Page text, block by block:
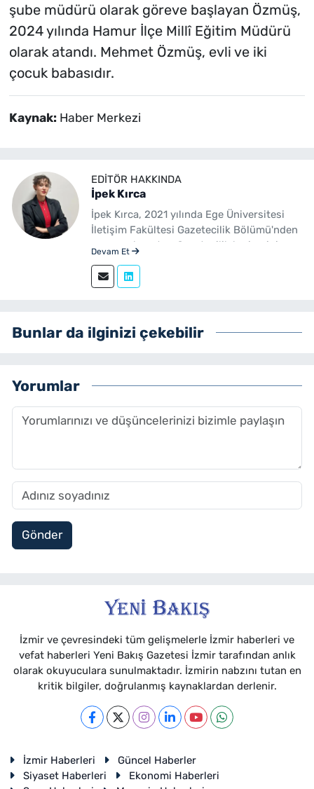
şube müdürü olarak göreve başlayan Özmüş,
2024 yılında Hamur İlçe Millî Eğitim Müdürü
olarak atandı. Mehmet Özmüş, evli ve iki
çocuk babasıdır.
Kaynak: Haber Merkezi
EDITÖR HAKKINDA
İpek Kırca
İpek Kırca, 2021 yılında Ege Üniversitesi
İletişim Fakültesi Gazetecilik Bölümü'nden
mezun olmuştur. Gazetecilik kariyerini
yenibakishaber.com bünyesinde muhabir
ve editör olarak görev yapmaktadır.
Devam Et
Bunlar da ilginizi çekebilir
Yorumlar
Gönder
İzmir ve çevresindeki tüm gelişmelerle İzmir haberleri ve
vefat haberleri Yeni Bakış Gazetesi İzmir tarafından anlık
olarak okuyuculara sunulmaktadır. İzmirin nabzını tutan en
kritik bilgiler, doğrulanmış kaynaklardan derlenir.
İzmir Haberleri
Güncel Haberler
Siyaset Haberleri
Ekonomi Haberleri